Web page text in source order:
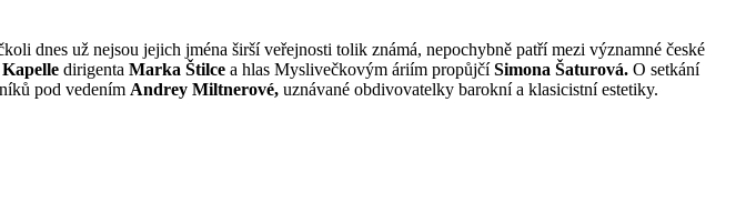
dnes už nejsou jejich jména širší veřejnosti tolik známá, nepochybně patří mezi významné české
dirigenta Marka Štilce a hlas Myslivečkovým áriím propůjčíSimona Šaturová. O setkání
pod vedením Andrey Miltnerové, uznávané obdivovatelky barokní a klasicistní estetiky.